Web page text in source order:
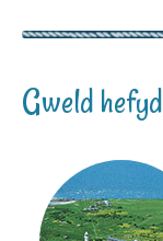
Gweld hefyd